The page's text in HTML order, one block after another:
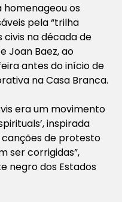
os
pela “trilha
civis na década de
Joan Baez, ao
antes do início de
na Casa Branca.
era um movimento
inspirada
de protesto
ser corrigidas”,
negro dos Estados